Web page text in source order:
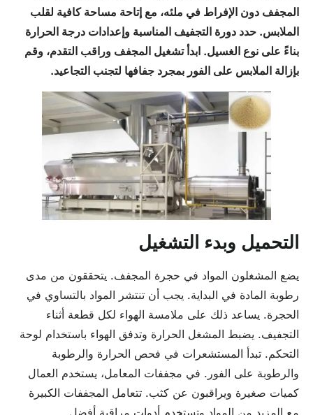
المجفف دون الإفراط في ملئه، مع إتاحة مساحة كافية لقلب
الملابس. حدد دورة التجفيف المناسبة وإعدادات درجة الحرارة
بناءً على نوع الغسيل. ابدأ تشغيل المجفف وراقب التقدم، وقم
بإزالة الملابس على الفور بمجرد جفافها لتجنب التجاعيد.
التحميل وبدء التشغيل
يضع المشغلون المواد في حجرة المجفف. يتحققون من مدى
رطوبة المادة في البداية. يجب أن تنتشر المواد بالتساوي في
الحجرة. يساعد ذلك على ملامسة الهواء لكل قطعة أثناء
التجفيف. يضبط المشغل الحرارة وتدفق الهواء باستخدام لوحة
التحكم. تبدأ المستشعرات في فحص الحرارة والرطوبة
والرطوبة على الفور. في مجففات المعامل، يستخدم العمال
كميات صغيرة ويراقبون عن كثب. تتعامل المجففات الكبيرة